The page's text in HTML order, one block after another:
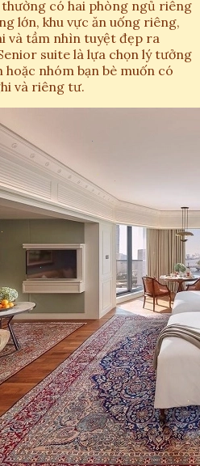
có hai phòng ngủ riêng
lớn, khu vực ăn uống riêng,
và tầm nhìn tuyệt đẹp ra
suite là lựa chọn lý tưởng
nhóm bạn bè muốn có
và riêng tư.